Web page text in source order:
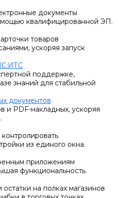
документы
квалифицированной ЭП.
товаров
ускоряя запуск
поддержке,
знаний для стабильной
документов
и PDF-накладных, ускоряя
из единого окна.
приложениям
функциональность.
на полках магазинов